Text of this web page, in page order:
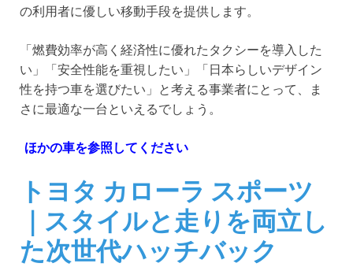
の利用者に優しい移動手段を提供します。
「燃費効率が高く経済性に優れたタクシーを導入した
い」「安全性能を重視したい」「日本らしいデザイン
性を持つ車を選びたい」と考える事業者にとって、ま
さに最適な一台といえるでしょう。
ほかの車を参照してください
トヨタ カローラ スポーツ
｜スタイルと走りを両立し
た次世代ハッチバック